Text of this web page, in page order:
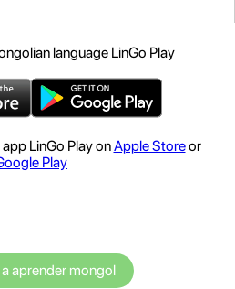
language LinGo Play
LinGo Play onApple Storeor
Play
aprender mongol